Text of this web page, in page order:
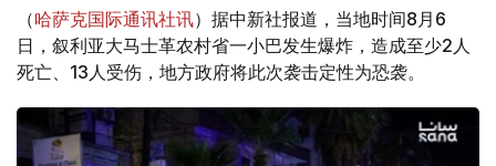
（哈萨克国际通讯社讯）据中新社报道，当地时间8月6
日，叙利亚大马士革农村省一小巴发生爆炸，造成至少2人
死亡、13人受伤，地方政府将此次袭击定性为恐袭。